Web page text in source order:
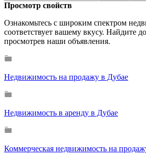
Просмотр свойств
Ознакомьтесь с широким спектром
соответствует вашему вкусу. Найдите
просмотрев наши объявления.
Недвижимость на продажу в Дубае
Недвижимость в аренду в Дубае
Коммерческая недвижимость на